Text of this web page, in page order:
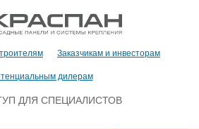
Заказчикам и инвесторам
дилерам
ДЛЯ СПЕЦИАЛИСТОВ